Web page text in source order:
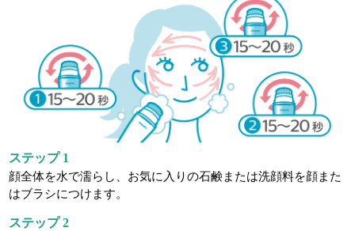
ステップ 1
顔全体を水で濡らし、お気に入りの石鹸または洗顔料を顔また
はブラシにつけます。
ステップ 2